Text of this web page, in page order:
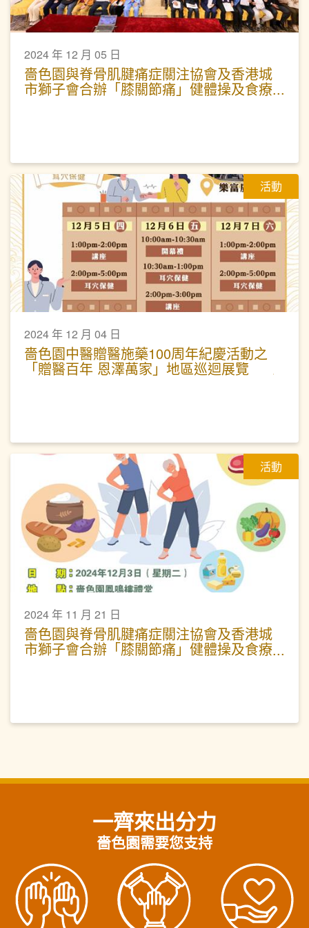
2024 年 12 月 05 日
嗇色園與脊骨肌腱痛症關注協會及香港城
市獅子會合辦「膝關節痛」健體操及食療
活動
2024 年 12 月 04 日
嗇色園中醫贈醫施藥100周年紀慶活動之
「贈醫百年 恩澤萬家」地區巡迴展覽
活動
2024 年 11 月 21 日
嗇色園與脊骨肌腱痛症關注協會及香港城
市獅子會合辦「膝關節痛」健體操及食療
一齊來出分力
嗇色園需要您支持